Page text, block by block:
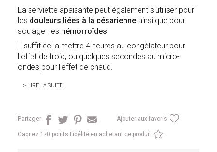
La serviette apaisante peut également s'utiliser pour
les douleurs liées à la césarienne ainsi que pour
soulager les hémorroïdes
Il suffit de la mettre 4 heures au congélateur pour
l'effet de froid, ou quelques secondes au micro-
ondes pour l'effet de chaud.
LIRE LA SUITE
Partager Ajouter aux favoris
Gagnez 170 points Fidélité en achetant ce produit